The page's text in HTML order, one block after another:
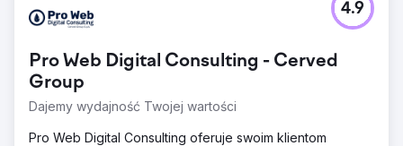
Pro Web Digital Consulting - Cerved
Group
Dajemy wydajność Twojej wartości
4.9
Pro Web Digital Consulting oferuje swoim klientom